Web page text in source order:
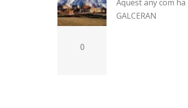
0
Aquest any com
GALCERAN